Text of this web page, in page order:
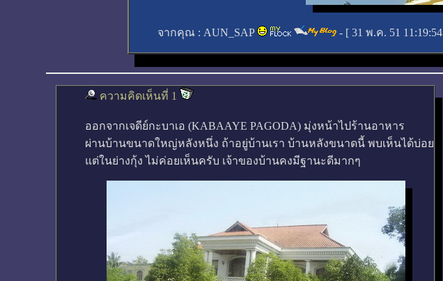
จากคุณ : AUN_SAP - [ 31 พ.ค. 51 11:19:54
ความคิดเห็นที่ 1
ออกจากเจดีย์กะบาเอ (KABAAYE PAGODA) มุ่งหน้าไปร้านอาหาร
ผ่านบ้านขนาดใหญ่หลังหนึ่ง ถ้าอยู่บ้านเรา บ้านหลังขนาดนี้ พบเห็นได้บ่อย
แต่ในย่างกุ้ง ไม่ค่อยเห็นครับ เจ้าของบ้านคงมีฐานะดีมากๆ